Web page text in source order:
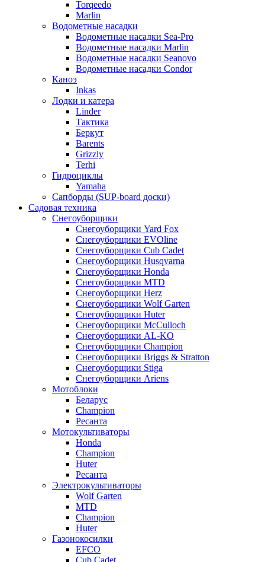
Torqeedo
Marlin
Водометные насадки
Водометные насадки Sea-Pro
Водометные насадки Marlin
Водометные насадки Seanovo
Водометные насадки Condor
Каноэ
Inkas
Лодки и катера
Linder
Тактика
Беркут
Barents
Grizzly
Terhi
Гидроциклы
Yamaha
Сапборды (SUP-board доски)
Садовая техника
Снегоуборщики
Снегоуборщики Yard Fox
Снегоуборщики EVOline
Снегоуборщики Cub Cadet
Снегоуборщики Husqvarna
Снегоуборщики Honda
Снегоуборщики MTD
Снегоуборщики Herz
Снегоуборщики Wolf Garten
Снегоуборщики Huter
Снегоуборщики McCulloch
Снегоуборщики AL-KO
Снегоуборщики Champion
Снегоуборщики Briggs & Stratton
Снегоуборщики Stiga
Снегоуборщики Ariens
Мотоблоки
Беларус
Champion
Ресанта
Мотокультиваторы
Honda
Champion
Huter
Ресанта
Электрокультиваторы
Wolf Garten
MTD
Champion
Huter
Газонокосилки
EFCO
Cub Cadet